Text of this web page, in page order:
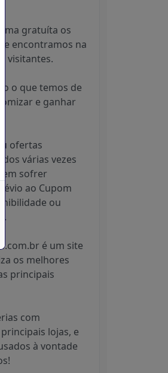
gratuíta os
encontramos na
visitantes.
o que temos de
e ganhar
ofertas
várias vezes
sofrer
ao Cupom
ou
é um site
os melhores
principais
com
lojas, e
à vontade